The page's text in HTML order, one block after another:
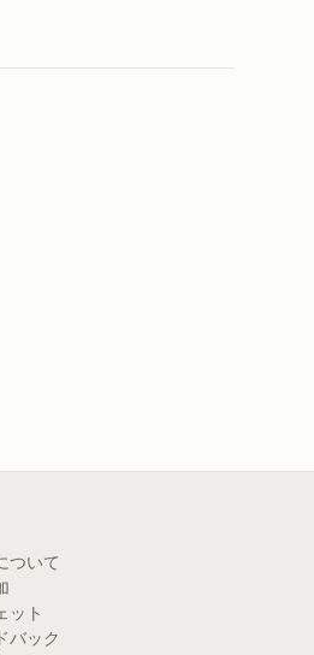
ついて
ット
バック